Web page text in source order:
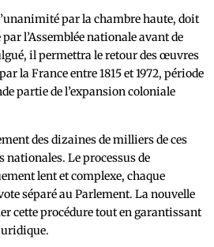
par la chambre haute, doit
l’Assemblée nationale avant de
il permettra le retour des œuvres
la France entre 1815 et 1972, période
partie de l’expansion coloniale
des dizaines de milliers de ces
nationales. Le processus de
lent et complexe, chaque
séparé au Parlement. La nouvelle
cette procédure tout en garantissant